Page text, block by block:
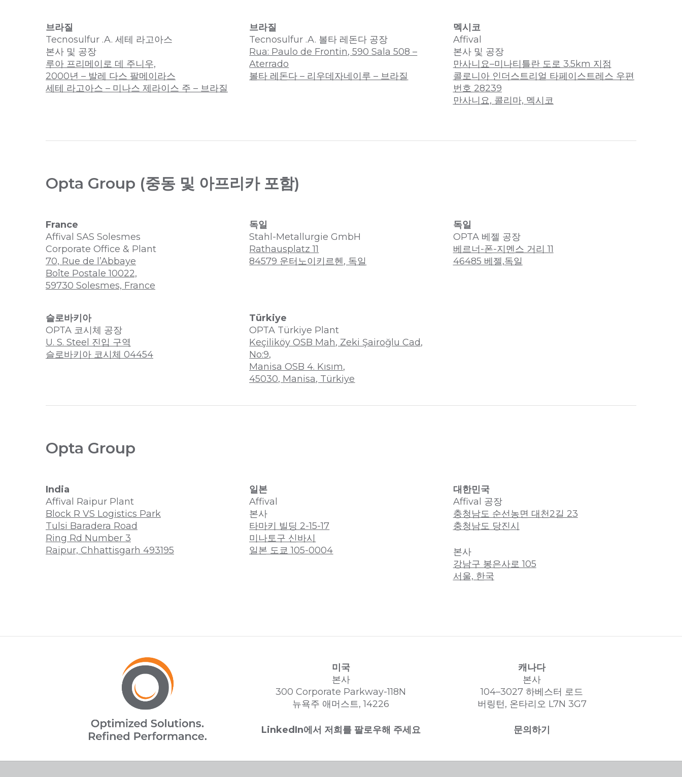
브라질
Tecnosulfur .A. 세테 라고아스
본사 및 공장
루아 프리메이로 데 주니우,
2000년 – 발레 다스 팔메이라스
세테 라고아스 – 미나스 제라이스 주 – 브라질
브라질
Tecnosulfur .A. 볼타 레돈다 공장
Rua: Paulo de Frontin, 590 Sala 508 –
Aterrado
볼타 레돈다 – 리우데자네이루 – 브라질
멕시코
Affival
본사 및 공장
만사니요–미나티틀란 도로 3.5km 지점
콜로니아 인더스트리얼 타페이스트레스 우편
번호 28239
만사니요, 콜리마, 멕시코
Opta Group (중동 및 아프리카 포함)
France
Affival SAS Solesmes
Corporate Office & Plant
70, Rue de l’Abbaye
Boîte Postale 10022,
59730 Solesmes, France
독일
Stahl-Metallurgie GmbH
Rathausplatz 11
84579 운터노이키르헨, 독일
독일
OPTA 베젤 공장
베르너-폰-지멘스 거리 11
46485 베젤,독일
슬로바키아
OPTA 코시체 공장
U. S. Steel 진입 구역
슬로바키아 코시체 04454
Türkiye
OPTA Türkiye Plant
Keçiliköy OSB Mah, Zeki Şairoğlu Cad,
No:9,
Manisa OSB 4. Kısım,
45030, Manisa, Türkiye
Opta Group
India
Affival Raipur Plant
Block R VS Logistics Park
Tulsi Baradera Road
Ring Rd Number 3
Raipur, Chhattisgarh 493195
일본
Affival
본사
타마키 빌딩 2-15-17
미나토구 신바시
일본 도쿄 105-0004
대한민국
Affival 공장
충청남도 순선농면 대천2길 23
충청남도 당진시
본사
강남구 봉은사로 105
서울, 한국
미국
본사
300 Corporate Parkway-118N
뉴욕주 애머스트, 14226
LinkedIn에서 저희를 팔로우해 주세요
캐나다
본사
104–3027 하베스터 로드
버링턴, 온타리오 L7N 3G7
문의하기